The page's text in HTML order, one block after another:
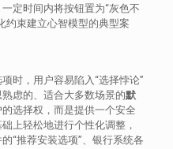
定时间内将按钮置为“灰色不
约束建立心智模型的典型案
时，用户容易陷入“选择悖论”
虑的、适合大多数场景的默
选择权，而是提供一个安全
上轻松地进行个性化调整，
“推荐安装选项”、银行系统各